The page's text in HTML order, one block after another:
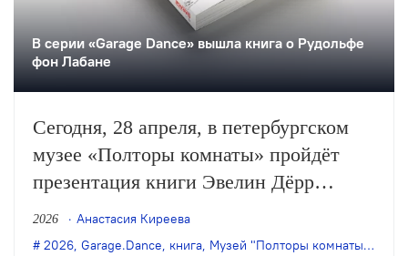
В серии «Garage Dance» вышла книга о Рудольфе
фон Лабане
Сегодня, 28 апреля, в петербургском
музее «Полторы комнаты» пройдёт
презентация книги Эвелин Дёрр
«Рисунок танца. Рудольф фон Лабан и
анатомия модернизма». Издание
2026
Анастасия Киреева
2026, Garage.Dance, книга, Музей "Полторы комнаты" ,